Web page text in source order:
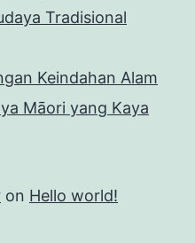
Tradisional
Keindahan Alam
Māori yang Kaya
on Hello world!